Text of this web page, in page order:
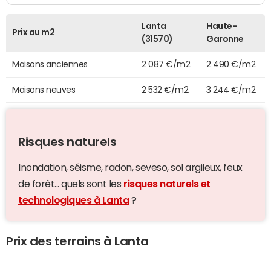
Prix au m2
Lanta
(31570)
Haute-
Garonne
Maisons anciennes 2 087 €/m2 2 490 €/m2
Maisons neuves 2 532 €/m2 3 244 €/m2
Risques naturels
Inondation, séisme, radon, seveso, sol argileux, feux
de forêt... quels sont les risques naturels et
technologiques à Lanta?
Prix des terrains à Lanta